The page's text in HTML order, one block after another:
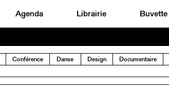
Agenda Librairie Buvette
Conférence Danse Design Documentaire